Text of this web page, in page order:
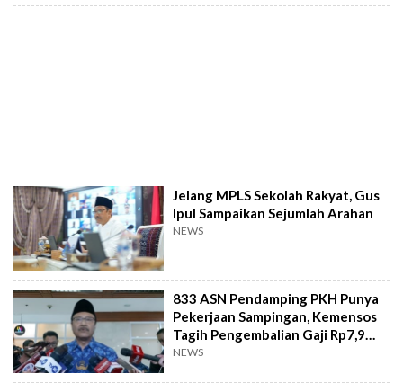
Jelang MPLS Sekolah Rakyat, Gus
Ipul Sampaikan Sejumlah Arahan
NEWS
833 ASN Pendamping PKH Punya
Pekerjaan Sampingan, Kemensos
Tagih Pengembalian Gaji Rp7,9
Miliar
NEWS